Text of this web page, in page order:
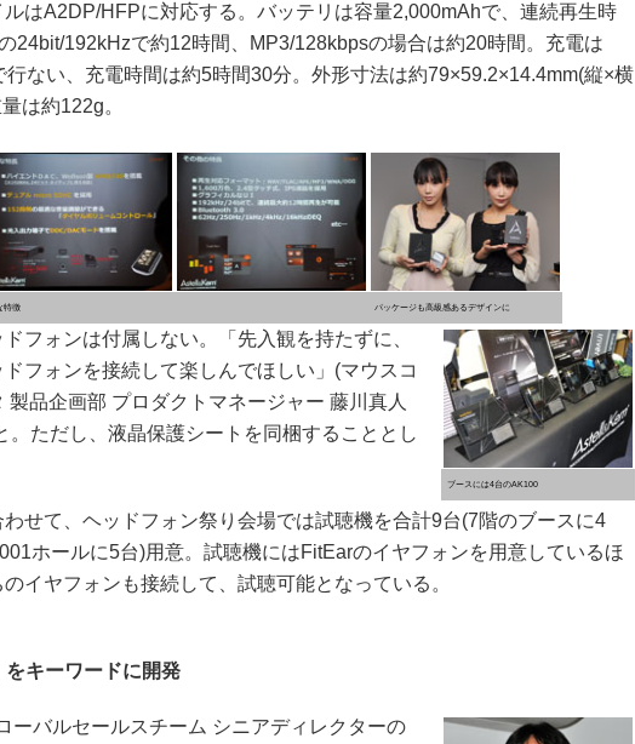
ルはA2DP/HFPに対応する。バッテリは容量2,000mAhで、連続再生時
24bit/192kHzで約12時間、MP3/128kbpsの場合は約20時間。充電は
行ない、充電時間は約5時間30分。外形寸法は約79×59.2×14.4mm(縦×横
は約122g。
特徴 パッケージも高級感あるデザインに
ブースには4台のAK100
フォンは付属しない。「先入観を持たずに、
フォンを接続して楽しんでほしい」(マウスコ
製品企画部 プロダクトマネージャー 藤川真人
。ただし、液晶保護シートを同梱することとし
せて、ヘッドフォン祭り会場では試聴機を合計9台(7階のブースに4
ホールに5台)用意。試聴機にはFitEarのイヤフォンを用意しているほ
イヤフォンも接続して、試聴可能となっている。
をキーワードに開発
ーバルセールスチーム シニアディレクターの